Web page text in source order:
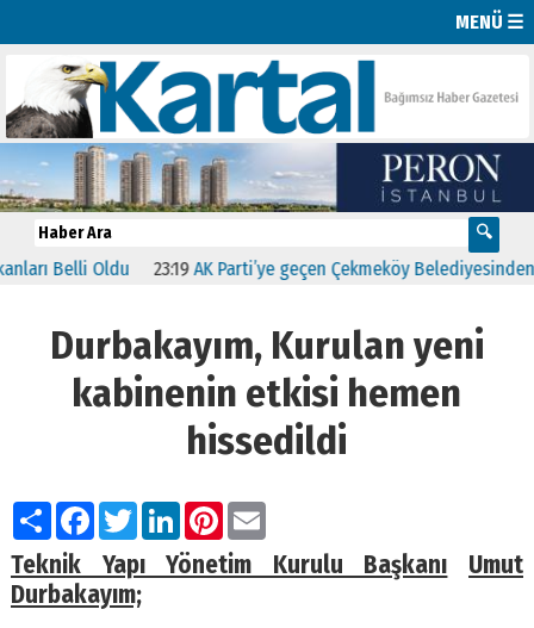
MENÜ ☰
Belli Oldu 23:19 AK Parti’ye geçen Çekmeköy Belediyesinden ilk
Durbakayım, Kurulan yeni
kabinenin etkisi hemen
hissedildi
PaylaşFacebook
TwitterLinkedIn
Pinterest
Email
Teknik Yapı Yönetim Kurulu Başkanı
Umut
Durbakayım;